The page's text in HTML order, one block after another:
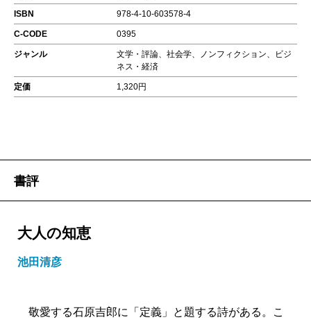
ISBN 978-4-10-603578-4
C-CODE 0395
ジャンル
文学・評論、社会学、ノンフィクション、ビジ
ネス・経済
定価 1,320円
書評
大人の知恵
池田清彦
敬愛する石原吉郎に「定義」と題する詩がある。こ